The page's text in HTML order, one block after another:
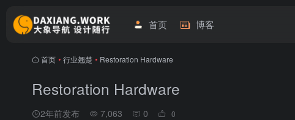
首页 博客
首页 • 行业翘楚 • Restoration Hardware
Restoration Hardware
2年前发布 7,063 0 0